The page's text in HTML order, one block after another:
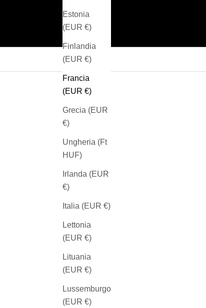
Estonia
(EUR €)
Finlandia
(EUR €)
Francia
(EUR €)
Grecia (EUR
€)
Ungheria (Ft
HUF)
Irlanda (EUR
€)
Italia (EUR €)
Lettonia
(EUR €)
Lituania
(EUR €)
Lussemburgo
(EUR €)
Anello d'argento